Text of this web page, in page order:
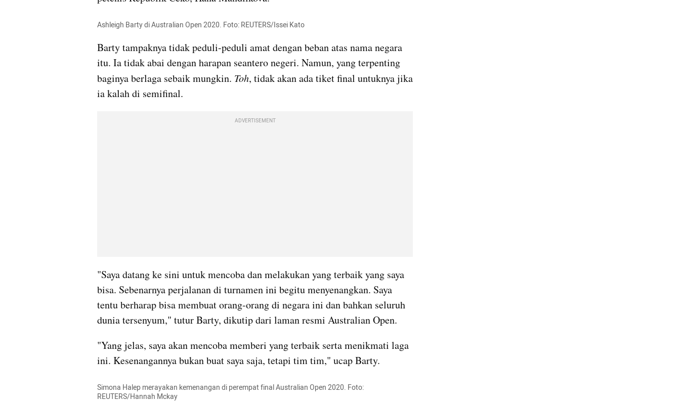
Ashleigh Barty di Australian Open 2020. Foto: REUTERS/Issei Kato
Barty tampaknya tidak peduli-peduli amat dengan beban atas nama negara
itu. Ia tidak abai dengan harapan seantero negeri. Namun, yang terpenting
baginya berlaga sebaik mungkin. Toh, tidak akan ada tiket final untuknya jika
ia kalah di semifinal.
ADVERTISEMENT
"Saya datang ke sini untuk mencoba dan melakukan yang terbaik yang saya
bisa. Sebenarnya perjalanan di turnamen ini begitu menyenangkan. Saya
tentu berharap bisa membuat orang-orang di negara ini dan bahkan seluruh
dunia tersenyum," tutur Barty, dikutip dari laman resmi Australian Open.
"Yang jelas, saya akan mencoba memberi yang terbaik serta menikmati laga
ini. Kesenangannya bukan buat saya saja, tetapi tim tim," ucap Barty.
Simona Halep merayakan kemenangan di perempat final Australian Open 2020. Foto:
REUTERS/Hannah Mckay